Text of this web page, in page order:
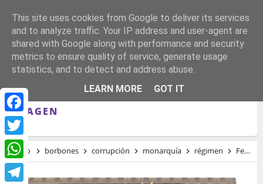
Facebook
Twitter
WhatsApp
FELIPE DE BORBÓN SE APROVECHA DEL
VIRUS PARA INTENTAR LAVAR SU
IMAGEN
Inicio borbones corrupción monarquía régimen Felipe de Borbón se aprovecha del virus para intentar lavar su imagen
This site uses cookies from Google to deliver its services
and to analyze traffic. Your IP address and user-agent are
shared with Google along with performance and security
metrics to ensure quality of service, generate usage
statistics, and to detect and address abuse.
LEARN MORE
GOT IT